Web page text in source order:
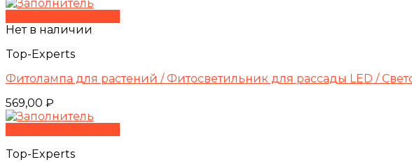
Нет в наличии
Top-Experts
Фитолампа для растений / Фитосветильник для рассады LED /
569,00 ₽
Top-Experts